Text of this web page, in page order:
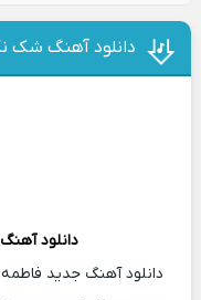
دانلود آهنگ شک
دانلود آهنگ
دانلود آهنگ جدید